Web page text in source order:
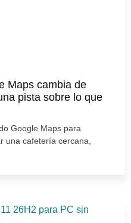
Maps cambia de
pista sobre lo que
Google Maps para
una cafetería cercana,